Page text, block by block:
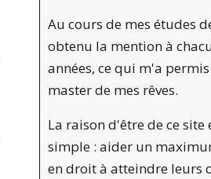
Au cours de mes études
obtenu la mention à
années, ce qui m'a
master de mes rêves.
La raison d'être de ce site
simple : aider un
en droit à atteindre leurs